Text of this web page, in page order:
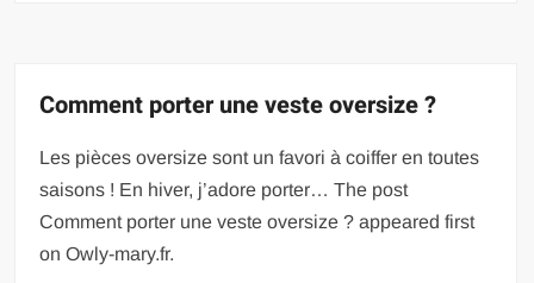
Comment porter une veste oversize ?
Les pièces oversize sont un favori à coiffer en toutes
saisons ! En hiver, j’adore porter… The post
Comment porter une veste oversize ? appeared first
on Owly-mary.fr.